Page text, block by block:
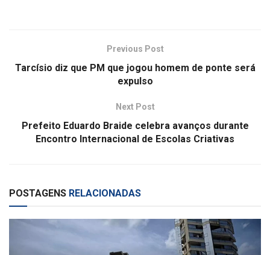
Previous Post
Tarcísio diz que PM que jogou homem de ponte será
expulso
Next Post
Prefeito Eduardo Braide celebra avanços durante
Encontro Internacional de Escolas Criativas
POSTAGENS RELACIONADAS